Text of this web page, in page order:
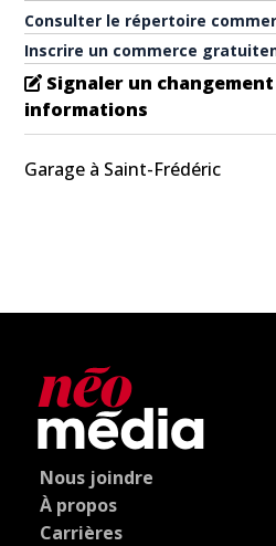
Consulter le répertoire
Inscrire un commerce
Signaler un
informations
Garage à Saint-Frédéric
Nous joindre
À propos
Carrières